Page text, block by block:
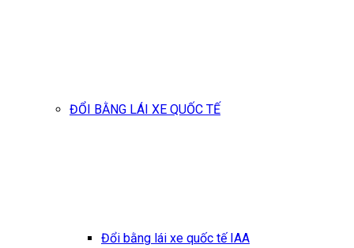
ĐỔI BẰNG LÁI XE QUỐC TẾ
Đổi bằng lái xe quốc tế IAA